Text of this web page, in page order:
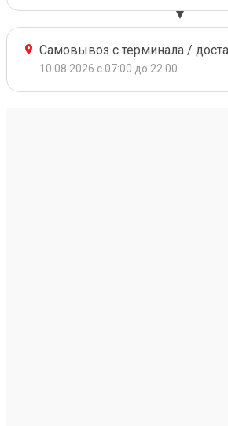
Самовывоз с терминала /
10.08.2026 с 07:00 до 22:00